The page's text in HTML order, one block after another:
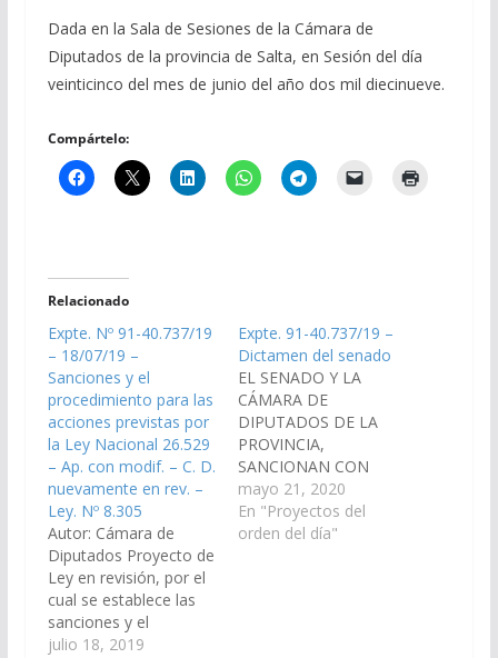
Dada en la Sala de Sesiones de la Cámara de
Diputados de la provincia de Salta, en Sesión del día
veinticinco del mes de junio del año dos mil diecinueve.
Compártelo:
Relacionado
Expte. Nº 91-40.737/19
– 18/07/19 –
Sanciones y el
procedimiento para las
acciones previstas por
la Ley Nacional 26.529
– Ap. con modif. – C. D.
nuevamente en rev. –
Ley. Nº 8.305
Autor: Cámara de
Diputados Proyecto de
Ley en revisión, por el
cual se establece las
sanciones y el
procedimiento para las
julio 18, 2019
Expte. 91-40.737/19 –
Dictamen del senado
EL SENADO Y LA
CÁMARA DE
DIPUTADOS DE LA
PROVINCIA,
SANCIONAN CON
FUERZA DE L E Y
Artículo 1°.- La
presente Ley tiene por
mayo 21, 2020
En "Proyectos del
orden del día"